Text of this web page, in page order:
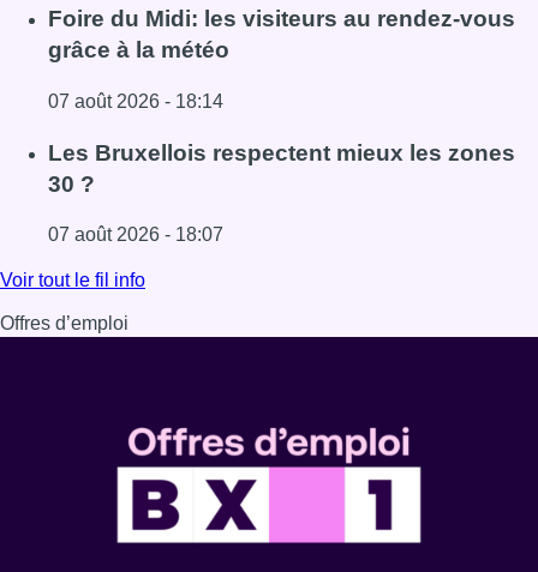
Lire l'article Pizza Nizar: un coup de pub inattendu grâce
Foire du Midi: les visiteurs au rendez-vous
grâce à la météo
07 août 2026 - 18:14
Lire l'article Foire du Midi: les visiteurs au rendez-vous
Les Bruxellois respectent mieux les zones
30 ?
07 août 2026 - 18:07
Lire l'article Les Bruxellois respectent mieux les zones 30
Voir tout le fil info
Offres d’emploi